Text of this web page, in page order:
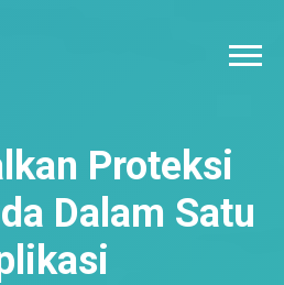
Proteksi
Dalam Satu